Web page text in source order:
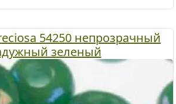
54250 непрозрачный
зеленый